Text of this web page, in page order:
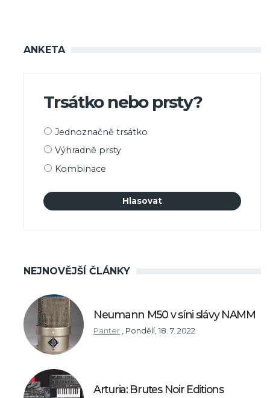
ANKETA
Trsátko nebo prsty?
Možnosti
Jednoznačně trsátko
Výhradně prsty
Kombinace
NEJNOVĚJŠÍ ČLÁNKY
Neumann M50 v síni slávy NAMM
Panter , Pondělí, 18. 7. 2022
Arturia: Brutes Noir Editions